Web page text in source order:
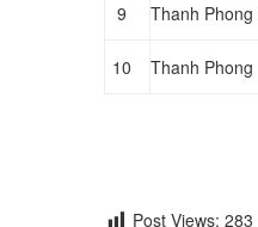
9 Thanh
10 Thanh
Post Views: 283